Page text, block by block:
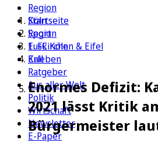
Region
Köln
Sport
1. FC Köln
Erleben
Ratgeber
Aus aller Welt
Politik
Wirtschaft
Newsletter
E-Paper
Startseite
Region
Euskirchen & Eifel
Kall
Enormes Defizit:
2021 lässt Kritik
Bürgermeister